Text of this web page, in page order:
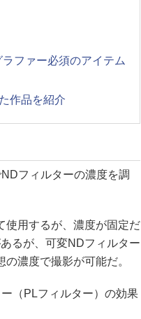
ファー必須のアイテム
作品を紹介
フィルターの濃度を調
使用するが、濃度が固定だ
るが、可変NDフィルター
濃度で撮影が可能だ。
（PLフィルター）の効果